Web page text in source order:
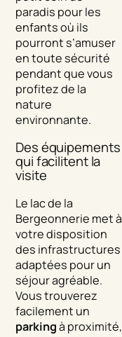
paradis pour les
enfants où ils
pourront s’amuser
en toute sécurité
pendant que vous
profitez de la
nature
environnante.
Des équipements
qui facilitent la
visite
Le lac de la
Bergeonnerie met à
votre disposition
des infrastructures
adaptées pour un
séjour agréable.
Vous trouverez
facilement un
parkingà proximité,